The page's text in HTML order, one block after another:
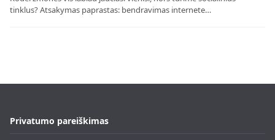
tinklus? Atsakymas paprastas: bendravimas internete…
Privatumo pareiškimas